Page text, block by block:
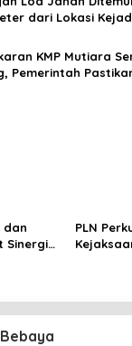
dari Lokasi
KMP Mutiara
Pemerintah
dan
Sinergi
PLN